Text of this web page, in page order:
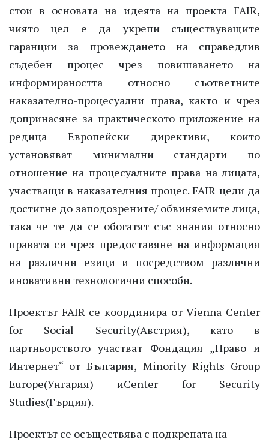
стои в основата на идеята на проектаFAIR,
чиято цел е да укрепи съществуващите
гаранции за провеждането на справедлив
съдебен процес чрез повишаването на
информираността относно съответните
наказателно-процесуални права, както и чрез
допринасяне за практическото приложение на
редица Европейски директиви, които
установяват минимални стандарти по
отношение на процесуалните права на лицата,
участващи в наказателния процес.FAIR цели да
достигне до заподозрените/ обвиняемите лица,
така че те да се обогатят със знания относно
правата си чрез предоставяне на информация
на различни езици и посредством различни
иновативни технологични способи.
Проектът FAIRсе координира отVienna Center
for Social Security(Австрия), като в
партньорствотоучастват Фондация „Право и
Интернет“ от България, MinorityRights Group
Europe(Унгария) иCenter forSecurity
Studies(Гърция).
Проектът се осъществява с подкрепата на